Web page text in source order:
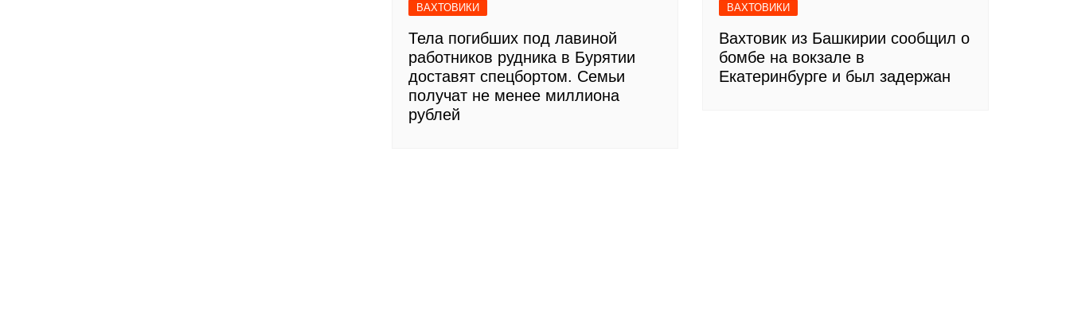
ВАХТОВИКИ
Тела погибших под лавиной
работников рудника в Бурятии
доставят спецбортом. Семьи
получат не менее миллиона
рублей
ВАХТОВИКИ
Вахтовик из Башкирии сообщил о
бомбе на вокзале в
Екатеринбурге и был задержан